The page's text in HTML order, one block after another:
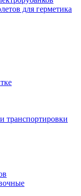
для герметика
транспортировки